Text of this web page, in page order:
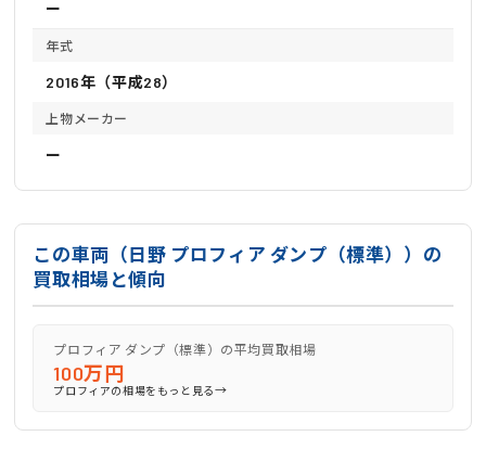
ー
年式
2016年（平成28）
上物メーカー
ー
この車両（日野 プロフィア ダンプ（標準））の
買取相場と傾向
プロフィア ダンプ（標準）の平均買取相場
100万円
プロフィアの相場をもっと見る→